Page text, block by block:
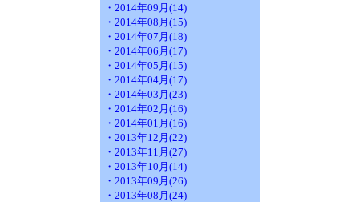
・2014年09月(14)
・2014年08月(15)
・2014年07月(18)
・2014年06月(17)
・2014年05月(15)
・2014年04月(17)
・2014年03月(23)
・2014年02月(16)
・2014年01月(16)
・2013年12月(22)
・2013年11月(27)
・2013年10月(14)
・2013年09月(26)
・2013年08月(24)